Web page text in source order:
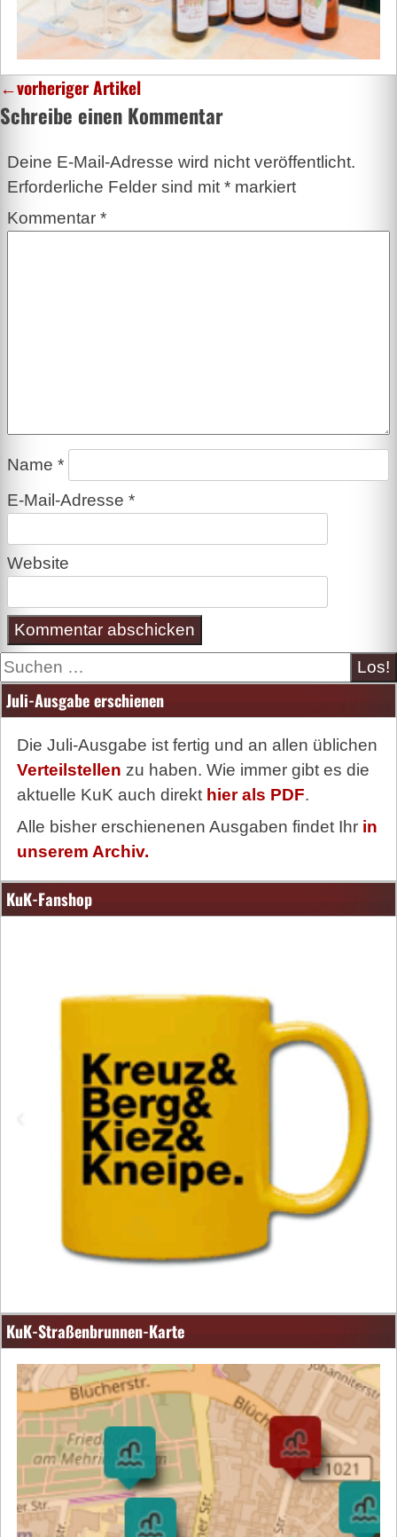
←vorheriger Artikel
Schreibe einen Kommentar
Deine E-Mail-Adresse wird nicht veröffentlicht.
Erforderliche Felder sind mit *markiert
Kommentar *
Name *
E-Mail-Adresse *
Website
Suche
Juli-Ausgabe erschienen
Die Juli-Ausgabe ist fertig und an allen üblichen
Verteilstellen zu haben. Wie immer gibt es die
aktuelle KuK auch direkt hier als PDF.
Alle bisher erschienenen Ausgaben findet Ihr in
unserem Archiv.
KuK-Fanshop
KuK-Straßenbrunnen-Karte